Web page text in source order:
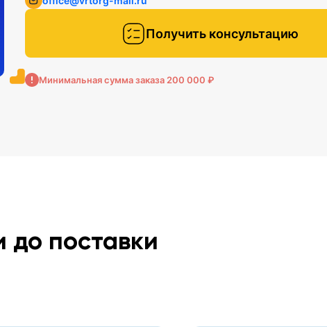
Получить консультацию
Минимальная сумма заказа 200 000 ₽
до поставки